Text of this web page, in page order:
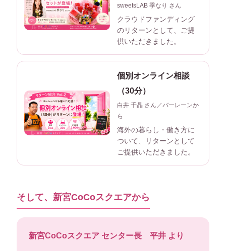
sweetsLAB 季なり さん
クラウドファンディング
のリターンとして、ご提
供いただきました。
個別オンライン相談
（30分）
白井 千晶 さん／バーレーンか
ら
海外の暮らし・働き方に
ついて、リターンとして
ご提供いただきました。
そして、新宮CoCoスクエアから
新宮CoCoスクエア センター長 平井 より